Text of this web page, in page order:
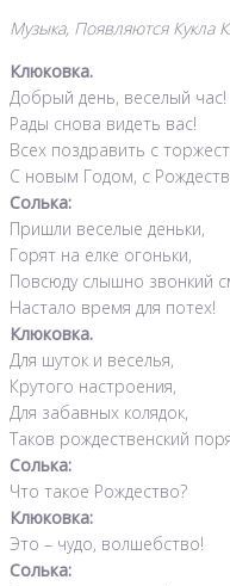
Музыка, Появляются Кукла
Клюковка.
Добрый день, веселый час!
Рады снова видеть вас!
Всех поздравить с
С новым Годом, с
Солька:
Пришли веселые деньки,
Горят на елке огоньки,
Повсюду слышно звонкий
Настало время для потех!
Клюковка.
Для шуток и веселья,
Крутого настроения,
Для забавных колядок,
Таков рождественский
Солька:
Что такое Рождество?
Клюковка:
Это – чудо, волшебство!
Солька: